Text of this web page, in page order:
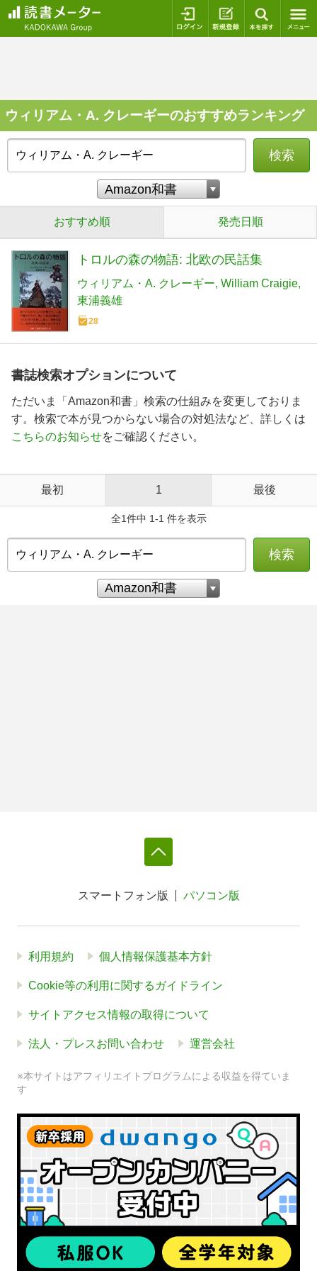
ログイン 新規登録
ウィリアム・A. クレーギーのおすすめランキング
検索
おすすめ順 発売日順
トロルの森の物語: 北欧の民話集
ウィリアム・A. クレーギー William Craigie
東浦義雄
28
書誌検索オプションについて
ただいま「Amazon和書」検索の仕組みを変更しておりま
す。検索で本が見つからない場合の対処法など、詳しくは
こちらのお知らせをご確認ください。
最初 1 最後
全1件中 1-1 件を表示
検索
スマートフォン版 パソコン版
利用規約 個人情報保護基本方針
Cookie等の利用に関するガイドライン
サイトアクセス情報の取得について
法人・プレスお問い合わせ 運営会社
※本サイトはアフィリエイトプログラムによる収益を得ていま
す